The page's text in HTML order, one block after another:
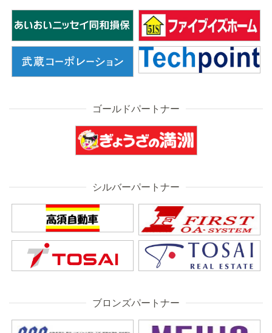
ゴールドパートナー
シルバーパートナー
ブロンズパートナー